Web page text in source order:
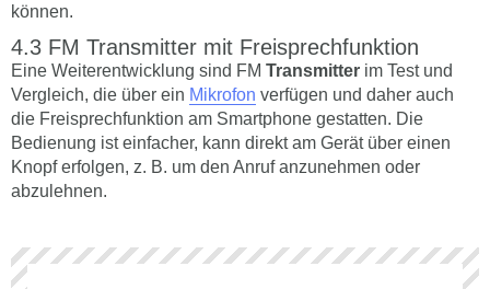
können.
FM Transmitter mit Freisprechfunktion
Eine Weiterentwicklung sind FM Transmitter im Test und
Vergleich, die über ein Mikrofon verfügen und daher auch
die Freisprechfunktion am Smartphone gestatten. Die
Bedienung ist einfacher, kann direkt am Gerät über einen
Knopf erfolgen, z. B. um den Anruf anzunehmen oder
abzulehnen.